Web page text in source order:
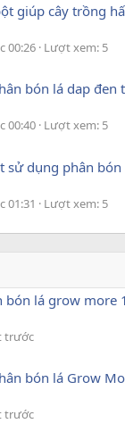
giúp cây trồng
00:26 Lượt xem: 5
bón lá dap đen
00:40 Lượt xem: 5
sử dụng phân
01:31
Lượt xem: 5
bón lá grow more
trước
bón lá Grow
trước